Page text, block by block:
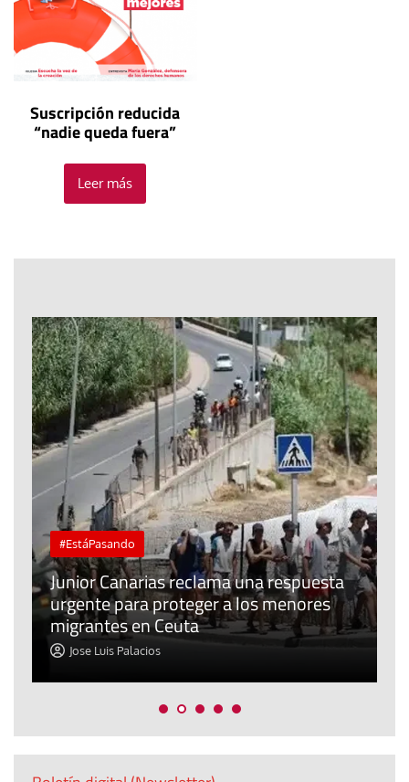
Suscripción reducida
“nadie queda fuera”
Leer más
#EstáPasando
Junior Canarias reclama una respuesta
urgente para proteger a los menores
migrantes en Ceuta
Jose Luis Palacios